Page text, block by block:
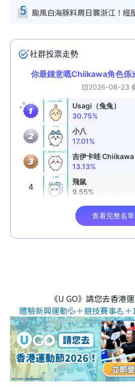
5
《U GO》請您去香港
體驗新興運動💦＋競技賽事💪